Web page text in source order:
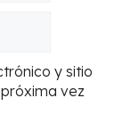
y sitio
vez